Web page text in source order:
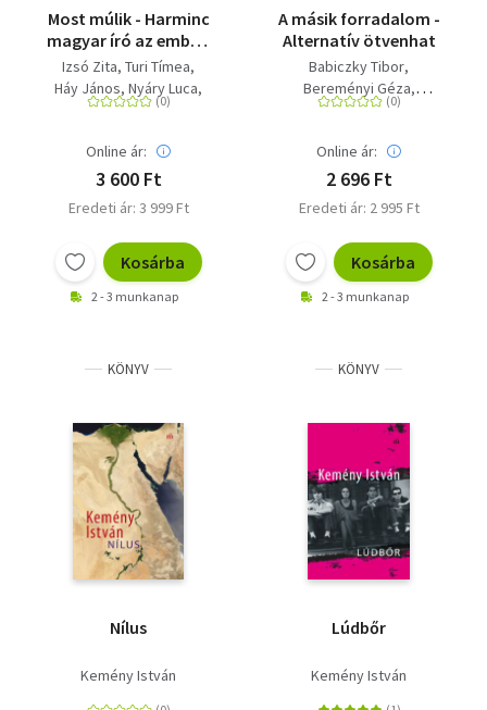
Most múlik - Harminc
magyar író az emberi
méltóságról
Izsó Zita Turi Tímea
Háy János Nyáry Luca
Kanjo Nada Polcz Alaine
Tompa Andrea
Hartay Csaba
Ugron Zsolna
Lackfi János Nádas Péter
Kepes András
Schein Gábor
Simon Márton
Haász János
Nádasdy Ádám
Kiss Tibor Noé
Parti Nagy Lajos
Rakovszky Zsuzsa
Darvasi László
Garaczi László
Esterházy Péter
Dragomán György
Karafiáth Orsolya
Online ár:
3 600 Ft
Eredeti ár: 3 999 Ft
Kosárba
2 - 3 munkanap
A másik forradalom -
Alternatív ötvenhat
Babiczky Tibor
Bereményi Géza
Berg Judit Bödőcs Tibor
Dragomán György
Gerlóczy Márton
Horváth Viktor
Kemény István
Kiss Tibor Noé
Maros András
Márton László
Rainer M. János
Vámos Miklós
Online ár:
2 696 Ft
Eredeti ár: 2 995 Ft
Kosárba
2 - 3 munkanap
KÖNYV
Nílus
Kemény István
KÖNYV
Lúdbőr
Kemény István